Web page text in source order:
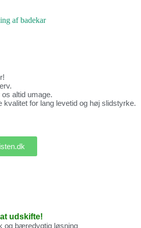
altid umage.
kvalitet for lang levetid og høj slidstyrke.
udskifte!
og bæredygtig løsning